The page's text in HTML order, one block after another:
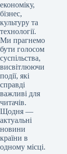
економіку,
бізнес,
культуру та
технології.
Ми прагнемо
бути голосом
суспільства,
висвітлюючи
події, які
справді
важливі для
читачів.
Щодня —
актуальні
новини
країни в
одному місці.